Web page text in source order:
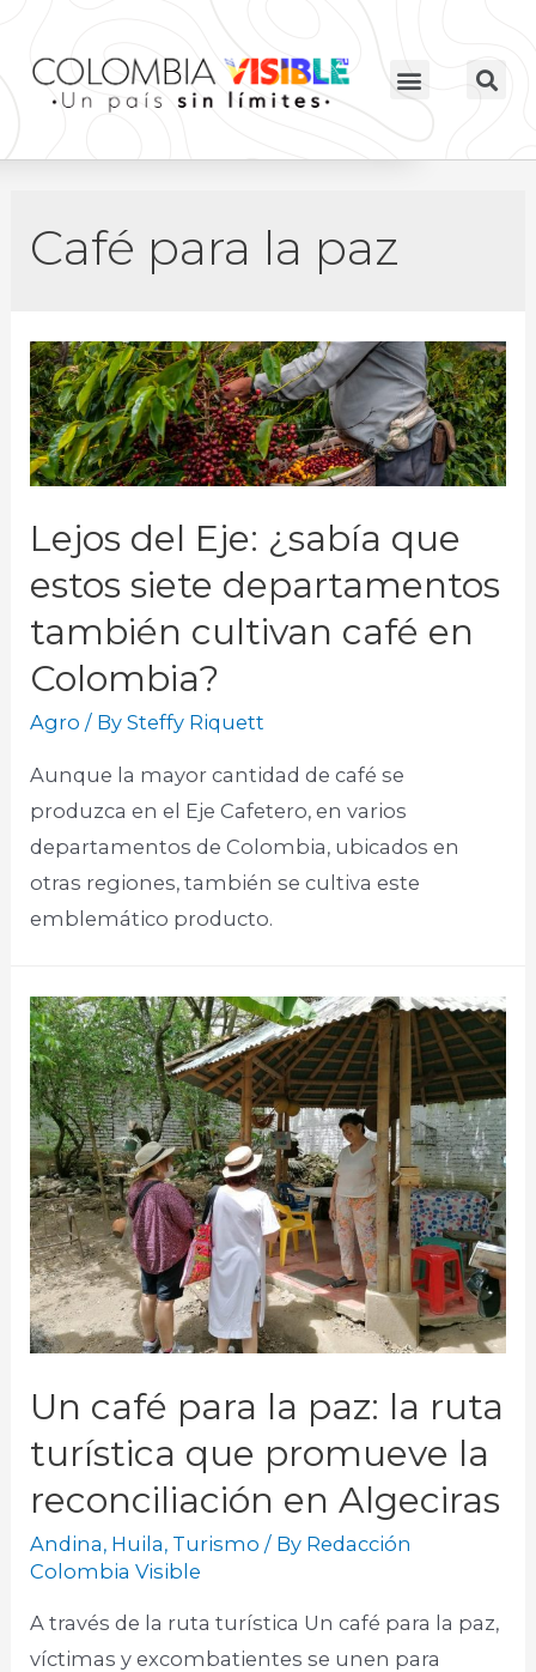
Café para la paz
Lejos del Eje: ¿sabía que
estos siete departamentos
también cultivan café en
Colombia?
Agro / BySteffy Riquett
Aunque la mayor cantidad de café se
produzca en el Eje Cafetero, en varios
departamentos de Colombia, ubicados en
otras regiones, también se cultiva este
emblemático producto.
Un café para la paz: la ruta
turística que promueve la
reconciliación en Algeciras
Andina, Huila, Turismo / By Redacción
Colombia Visible
A través de la ruta turística Un café para la paz,
víctimas y excombatientes se unen para